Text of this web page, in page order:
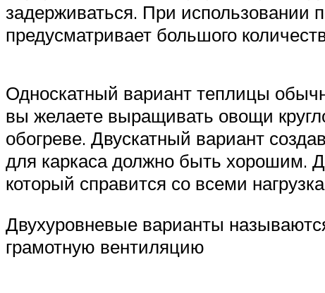
задерживаться. При использовании
предусматривает большого
Односкатный вариант теплицы
вы желаете выращивать овощи
обогреве. Двускатный вариант
для каркаса должно быть хорошим.
который справится со всеми
Двухуровневые варианты
грамотную вентиляцию